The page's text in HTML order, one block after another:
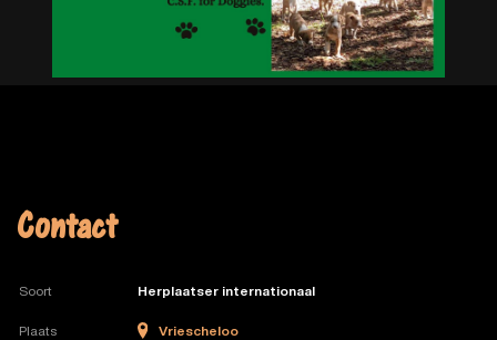
Contact
Soort Herplaatser internationaal
Plaats Vriescheloo